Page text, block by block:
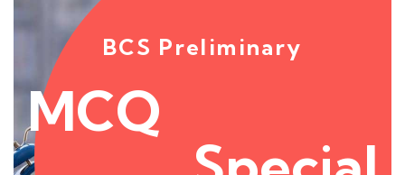
BCS Preliminary
MCQ